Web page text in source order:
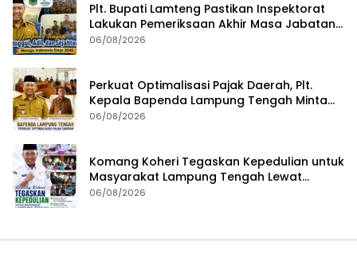
Plt. Bupati Lamteng Pastikan Inspektorat
Lakukan Pemeriksaan Akhir Masa Jabatan
51 Kepala Kampung
06/08/2026
Perkuat Optimalisasi Pajak Daerah, Plt.
Kepala Bapenda Lampung Tengah Minta
Seluruh Pengelola Tingkatkan Inovasi dan
06/08/2026
Komang Koheri Tegaskan Kepedulian untuk
Masyarakat Lampung Tengah Lewat
Penyaluran Bantuan Disabilitas
06/08/2026